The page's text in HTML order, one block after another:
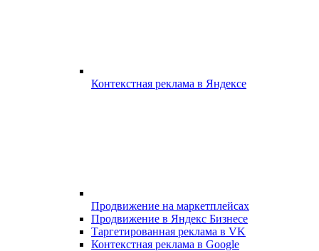
Контекстная реклама в Яндексе
Продвижение на маркетплейсах
Продвижение в Яндекс Бизнесе
Таргетированная реклама в VK
Контекстная реклама в Google